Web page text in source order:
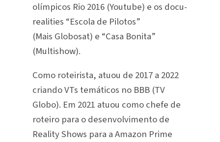
olímpicos Rio 2016 (Youtube) e os docu-
realities “Escola de Pilotos”
(Mais Globosat) e “Casa Bonita”
(Multishow).
Como roteirista, atuou de 2017 a 2022
criando VTs temáticos no BBB (TV
Globo). Em 2021 atuou como chefe de
roteiro para o desenvolvimento de
Reality Shows para a Amazon Prime